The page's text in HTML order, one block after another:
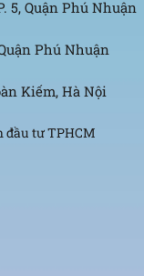
5, Quận Phú Nhuận
Phú Nhuận
Kiếm, Hà Nội
đầu tư TPHCM